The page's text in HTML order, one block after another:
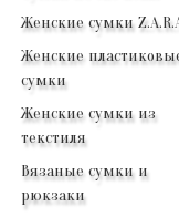
Женские сумки
Женские
сумки
Женские сумки из
текстиля
Вязаные сумки и
рюкзаки